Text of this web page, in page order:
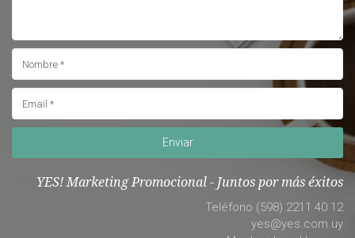
Enviar
YES! Marketing Promocional - Juntos por más éxitos
Teléfono (598) 2211 40 12
yes@yes.com.uy